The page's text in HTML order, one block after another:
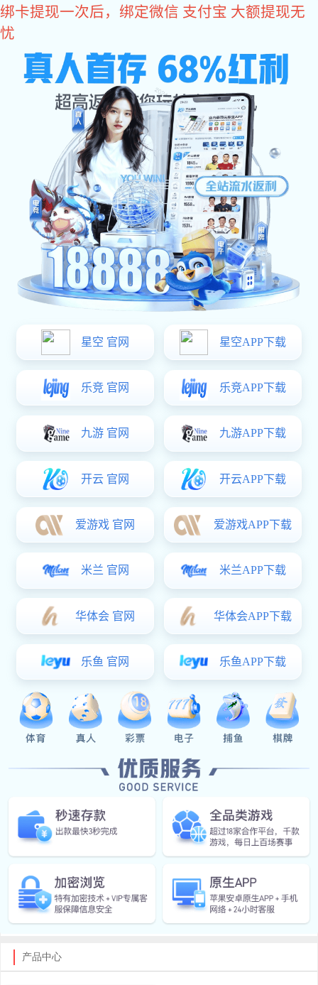
im电竞
im电竞 公司 产品 案例 im电竞
公司简介
螺柱,PEM压铆螺
母等,被广泛用于医疗设备,铁路,汽车,船舶,通讯设备
等,已得到国内,外客户的认可.
五金类制品的公司，厂房地处中国珠三角，毗邻深圳，广州，坐落于
广东省东莞市大朗镇，交通便利，环境优美。公司主要产品有各种材
质的国标（GB)、美制标准（SNSI）、德制标准（DIN）和非标多个
种类的螺母产品。被广泛用于医疗设备、铁路、汽车、船舶、通讯设
备、建筑工程等，已得到国内、外客户的认可。
我司引进了台湾先进设备和技术工艺，有一支先进技术与丰
富制造经验的专业队伍，产品质量上乘，性能优越，供货及时，适合
规格及性能的产品。
公司自涉足标准件行业以来，以优良的服务，高质量低价位
的商品深受广大客商的青睐。为保证每一颗自主品牌螺丝的品质，公
司按照“质量求生存、管理求效益、和谐发展”的经营理念，以及装备
先进的专业紧固件品质检测仪器，实现从原材料采购到成品出货的全
程管控。公司通过ISO9001质量管理体系认证，并在筹备TS16949质量
体系认证。
训、内部竞岗、优胜劣汰的竞争机制，不断积累紧固件生产经营管理
经验，并不断加以创新生产技术，每一位中标人将致力于为世界各地
的客户提供优良的产品和完美的服务而努力奋斗。
公司主要生产销售：冷镦PEM标准的压铆螺母、涨铆螺母、
压铆螺柱、冷镦压铆螺柱、碳钢冷镦压铆螺母、不锈钢冷镦压铆螺
铝材压铆螺母柱等标准件
IM(股份有限公司)电竞-电子竞技平台 自涉足标准件行业以来，
赞美，产品不仅销于上海、北京、广州、天津、福建、四川、武汉、
沈阳、江苏、浙江等全国各地，并且远销欧美、中东、东南亚等国
家。
产品中心